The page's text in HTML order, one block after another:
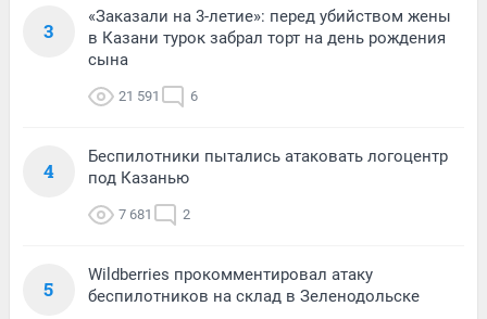
3
«Заказали на 3-летие»: перед убийством жены
в Казани турок забрал торт на день рождения
сына
21 591 6
4
Беспилотники пытались атаковать логоцентр
под Казанью
7 681 2
5
Wildberries прокомментировал атаку
беспилотников на склад в Зеленодольске